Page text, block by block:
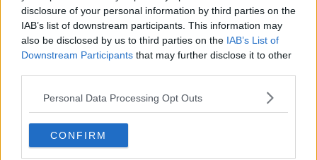
disclosure of your personal information by third parties on the
IAB’s list of downstream participants. This information may
also be disclosed by us to third parties on the IAB’s List of
Downstream Participants that may further disclose it to other
Personal Data Processing Opt Outs
CONFIRM
las favoritas de los aficionados.